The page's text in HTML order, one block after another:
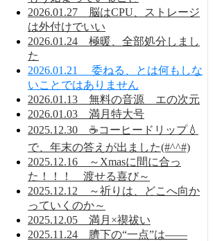
2026.01.27 脳はCPU、ストレージ
は外付けでいい
2026.01.24 極暖、全部処分しまし
た
2026.01.21 委ねる、とは何もしな
いことではありません
2026.01.13 無料の音源 エの次元
2026.01.03 満月特大号
2025.12.30 ☕コーヒードリップ💧
で、年末の答えが出ました(#^^#)
2025.12.16 ～Xmasに間に合っ
た！！！ 渡せる喜び～
2025.12.12 ～祈りは、どこへ向か
っていくのか～
2025.12.05 満月×禊祓い
2025.11.24 臍下の“一点”は——